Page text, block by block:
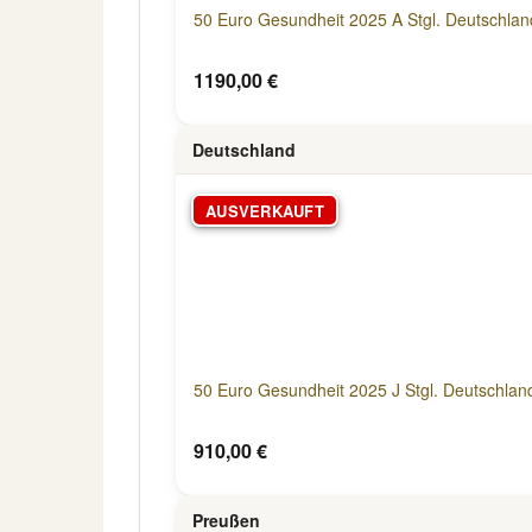
50 Euro Gesundheit 2025 A Stgl.
1190,00 €
Deutschland
AUSVERKAUFT
50 Euro Gesundheit 2025 J Stgl.
910,00 €
Preußen